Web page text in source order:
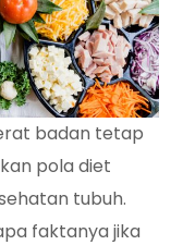
badan tetap
pola diet
tubuh.
faktanya jika